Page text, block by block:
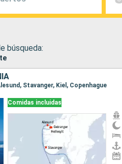
búsqueda:
Stavanger, Kiel, Copenhague
Comidas incluidas